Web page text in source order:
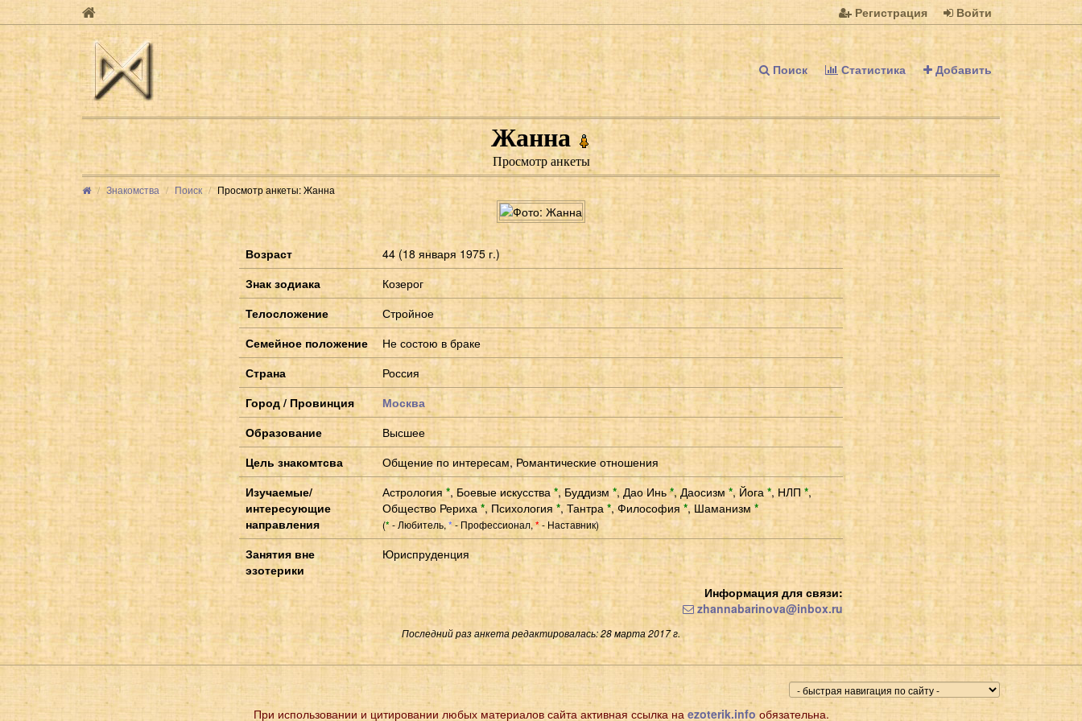
Регистрация Войти
Поиск Статистика Добавить
Жанна
Просмотр анкеты
Знакомства Поиск Просмотр анкеты: Жанна
Возраст
44 (18 января 1975 г.)
Знак зодиака
Козерог
Телосложение
Стройное
Семейное положение
Не состою в браке
Страна
Россия
Город / Провинция
Москва
Образование
Высшее
Цель знакомтсва
Общение по интересам, Романтические отношения
Изучаемые/
интересующие
направления
Астрология *, Боевые искусства *,Буддизм *, Дао Инь*,Даосизм*,Йога *, НЛП *,
Общество Рериха *, Психология *, Тантра *,Философия*, Шаманизм *
(*- Любитель, *- Профессионал,*- Наставник)
Занятия вне
эзотерики
Юриспруденция
Информация для связи:
zhannabarinova@inbox.ru
Последний раз анкета редактировалась: 28 марта 2017 г.
При использовании и цитировании любых материалов сайта активная ссылка наezoterik.info обязательна.